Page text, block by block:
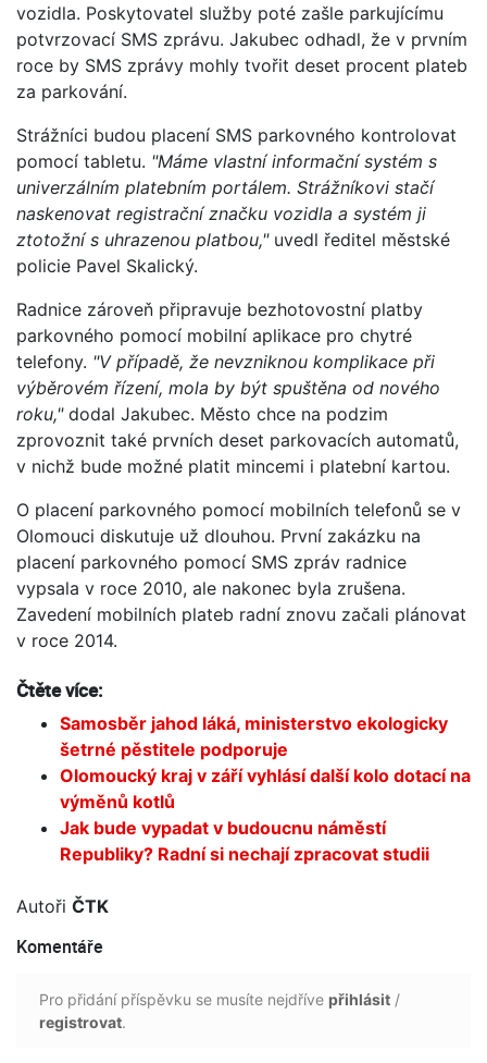
vozidla. Poskytovatel služby poté zašle parkujícímu
potvrzovací SMS zprávu. Jakubec odhadl, že v prvním
roce by SMS zprávy mohly tvořit deset procent plateb
za parkování.
Strážníci budou placení SMS parkovného kontrolovat
pomocí tabletu. "Máme vlastní informační systém s
univerzálním platebním portálem. Strážníkovi stačí
naskenovat registrační značku vozidla a systém ji
ztotožní s uhrazenou platbou,"uvedl ředitel městské
policie Pavel Skalický.
Radnice zároveň připravuje bezhotovostní platby
parkovného pomocí mobilní aplikace pro chytré
telefony. "V případě, že nevzniknou komplikace při
výběrovém řízení, mola by být spuštěna od nového
roku,"dodal Jakubec. Město chce na podzim
zprovoznit také prvních deset parkovacích automatů,
v nichž bude možné platit mincemi i platební kartou.
O placení parkovného pomocí mobilních telefonů se v
Olomouci diskutuje už dlouhou. První zakázku na
placení parkovného pomocí SMS zpráv radnice
vypsala v roce 2010, ale nakonec byla zrušena.
Zavedení mobilních plateb radní znovu začali plánovat
v roce 2014.
Čtěte více:
Samosběr jahod láká, ministerstvo ekologicky
šetrné pěstitele podporuje
Olomoucký kraj v září vyhlásí další kolo dotací na
výměnů kotlů
Jak bude vypadat v budoucnu náměstí
Republiky? Radní si nechají zpracovat studii
Autoři ČTK
Komentáře
Pro přidání příspěvku se musíte nejdříve přihlásit /
registrovat.